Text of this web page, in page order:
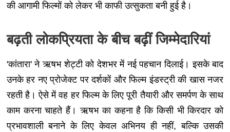
की आगामी फिल्मों को लेकर भी काफी उत्सुकता बनी हुई है।
बढ़ती लोकप्रियता के बीच बढ़ीं जिम्मेदारियां
'कांतारा' ने ऋषभ शेट्टी को देशभर में नई पहचान दिलाई। इसके बाद
उनके हर नए प्रोजेक्ट पर दर्शकों और फिल्म इंडस्ट्री की खास नजर
रहती है। ऐसे में वह हर फिल्म के लिए पूरी तैयारी और समर्पण के साथ
काम करना चाहते हैं। ऋषभ का कहना है कि किसी भी किरदार को
प्रभावशाली बनाने के लिए केवल अभिनय ही नहीं, बल्कि उसकी